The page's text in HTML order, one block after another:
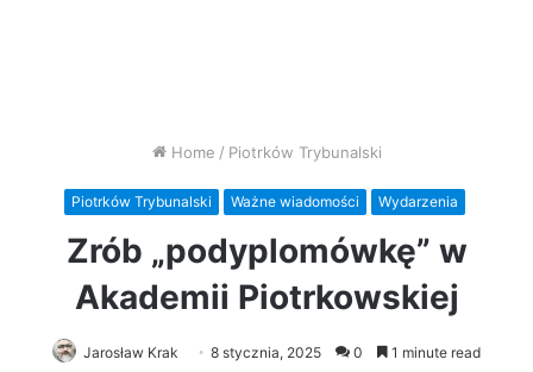
Home / Piotrków Trybunalski
Piotrków Trybunalski Ważne wiadomości Wydarzenia
Zrób „podyplomówkę” w
Akademii Piotrkowskiej
Jarosław Krak 8 stycznia, 2025 0 1 minute read